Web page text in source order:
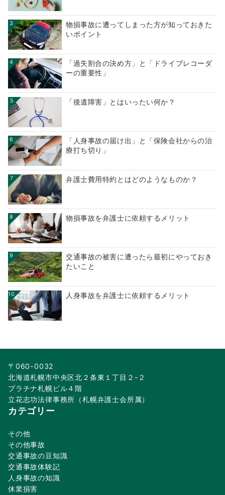
3
物損事故に遭ってしまった方が知っておきた
いポイント
4
「過失割合の決め方」と「ドライブレコーダ
ーの重要性」
5 「後遺障害」とはいったい何か？
6
「人身事故の届け出」と「保険会社からの治
療打ち切り」
7 弁護士費用特約とはどのようなものか？
8 物損事故を弁護士に依頼するメリット
9
交通事故の被害に遭ったら最初にやっておき
たいこと
10 人身事故を弁護士に依頼するメリット
〒060-0032
北海道札幌市中央区北２条東１丁目２-２
プラチナ札幌ビル４階
立花志功法律事務所（札幌弁護士会所属）
カテゴリー
その他
その他事故
交通事故の豆知識
交通事故体験記
人身事故の知識
休業損害